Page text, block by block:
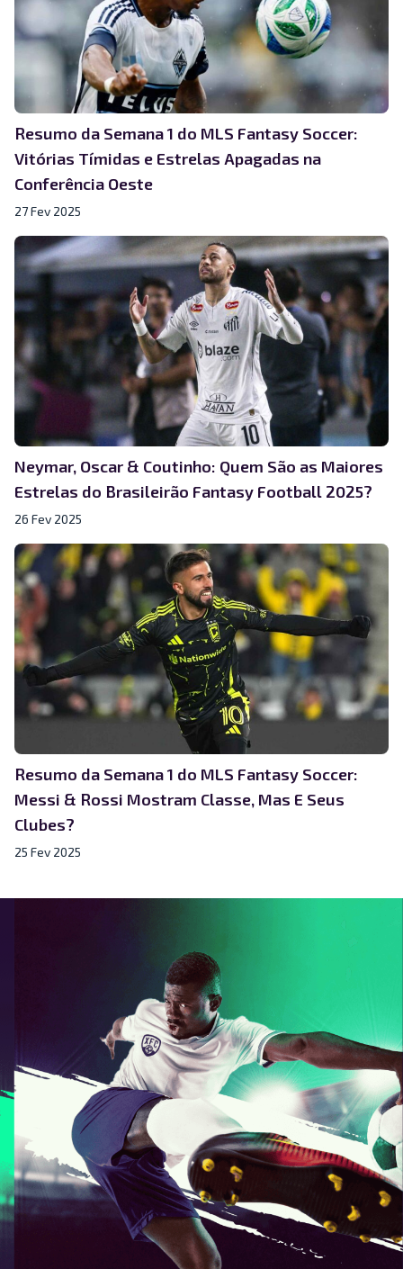
Resumo da Semana 1 do MLS Fantasy Soccer:
Vitórias Tímidas e Estrelas Apagadas na
Conferência Oeste
27 Fev 2025
Neymar, Oscar & Coutinho: Quem São as Maiores
Estrelas do Brasileirão Fantasy Football 2025?
26 Fev 2025
Resumo da Semana 1 do MLS Fantasy Soccer:
Messi & Rossi Mostram Classe, Mas E Seus
Clubes?
25 Fev 2025